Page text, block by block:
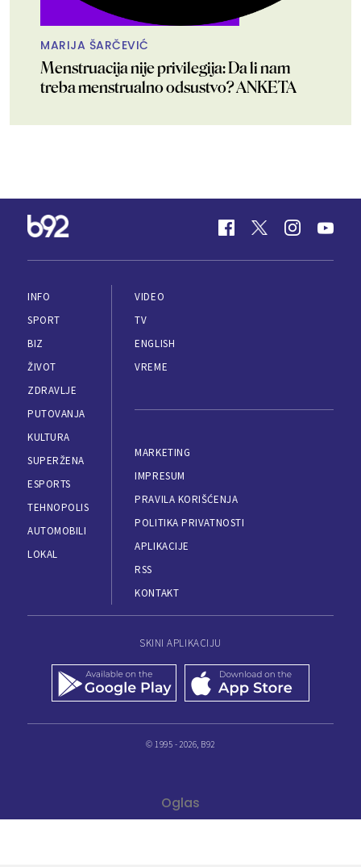
MARIJA ŠARČEVIĆ
Menstruacija nije privilegija: Da li nam
treba menstrualno odsustvo? ANKETA
INFO
SPORT
BIZ
ŽIVOT
ZDRAVLJE
PUTOVANJA
KULTURA
SUPERŽENA
ESPORTS
TEHNOPOLIS
AUTOMOBILI
LOKAL
VIDEO
TV
ENGLISH
VREME
MARKETING
IMPRESUM
PRAVILA KORIŠĆENJA
POLITIKA PRIVATNOSTI
APLIKACIJE
RSS
KONTAKT
SKINI APLIKACIJU
© 1995 - 2026, B92